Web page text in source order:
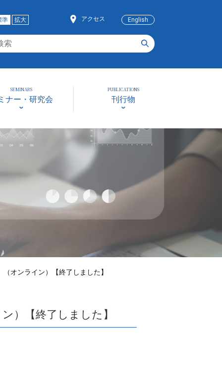
準 拡大 アクセス English
SEMINARS
ナー・研究会
PUBLICATIONS
刊行物
オンライン）【終了しました】
）【終了しました】